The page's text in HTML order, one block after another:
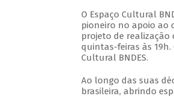
O Espaço Cultural
pioneiro no apoio ao
projeto de realização
quintas-feiras às 19h.
Cultural BNDES.
Ao longo das suas
brasileira, abrindo